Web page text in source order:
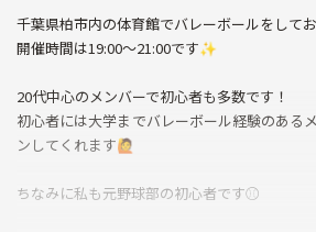
千葉県柏市内の体育館でバレーボールをして
開催時間は19:00～21:00です✨
20代中心のメンバーで初心者も多数です！
初心者には大学までバレーボール経験のある
ンしてくれます🙋
ちなみに私も元野球部の初心者です⚾